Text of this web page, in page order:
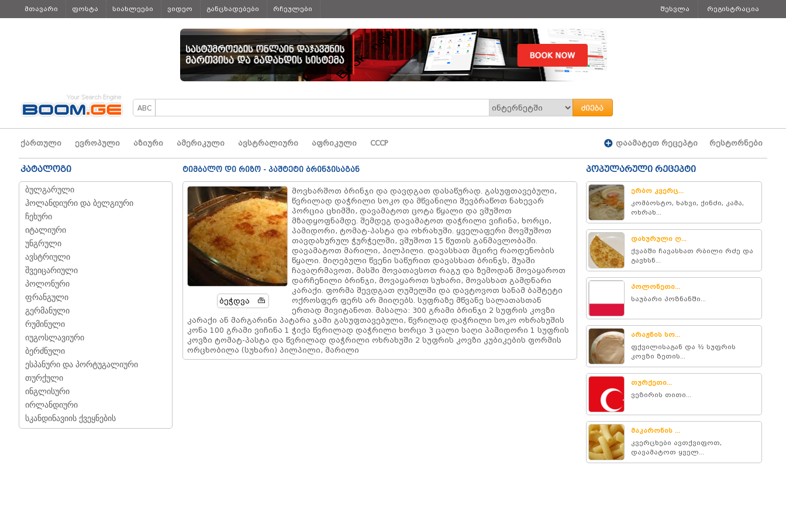
მთავარი ფოსტა სიახლეები ვიდეო განცხადებები რჩეულები შესვლა რეგისტრაცია
ქართული ევროპული აზიური ამერიკული ავსტრალიური აფრიკული СССР დაამატეთ რეცეპტი რესტორნები
კატალოგი
ბულგარული
ჰოლანდიური და ბელგიური
ჩეხური
იტალიური
უნგრული
ავსტრიული
შვეიცარიული
პოლონური
ფრანგული
გერმანული
რუმინული
იუგოსლავიური
ბერძნული
ესპანური და პორტუგალიური
თურქული
ინგლისური
ირლანდიური
სკანდინავიის ქვეყნების
ტიმბალო დი რიზო - პაშტეტი ბრინჯისაგან
Ბეჭდვა
მოვხარშოთ ბრინჯი და დავდგათ დასაწურად. გასუფთავებული,
წვრილად დაჭრილი სოკო და მწვანილი შევბრაწოთ ნახევარ
პორცია ცხიმში, დავამატოთ ცოტა წყალი და ვშუშოთ
მზადყოფნამდე. შემდეგ დავამატოთ დაჭრილი ვიჩინა, ხორცი,
პამიდორი, ტომატ-პასტა და ოხრახუში. ყველაფერი მოვშუშოთ
თავდახურულ ჭურჭელში, ვშუშოთ 15 წუთის განმავლობაში.
დავამატოთ მარილი, პილპილი. დავასხათ მცირე რაოდენობის
წყალი. მიღებული წვენი საწურით დავასხათ ბრინჯს, შუაში
ჩავაღრმავოთ, მასში მოვათავსოთ რაგუ და ზემოდან მოვაყაროთ
დარჩენილი ბრინჯი, მოვაყაროთ სუხარი, მოვასხათ გამდნარი
კარაქი. ფორმა შევდგათ ღუმელში და დავტოვოთ სანამ ბაშტეტი
ოქროსფერ ფერს არ მიიღებს. სუფრაზე მწვანე სალათასთან
ერთად მივიტანოთ. მასალა: 300 გრამი ბრინჯი 2 სუფრის კოვზი
კარაქი ან მარგარინი პატარა ჯამი გასუფთავებული, წვრილად დაჭრილი სოკო ოხრახუშის
კონა 100 გრამი ვიჩინა 1 ჭიქა წვრილად დაჭრილი ხორცი 3 ცალი საღი პამიდორი 1 სუფრის
კოვზი ტომატ-პასტა და წვრილად დაჭრილი ოხრახუში 2 სუფრის კოვზი კუბიკების ფორმის
ორცხობილა (სუხარი) პილპილი, მარილი
პოპულარული რეცეპტი
ერბო კვერც...
კომბოსტო, ხახვი, ქინძი, კამა,
ოხრახ...
დახურული ღ...
ქვაბში ჩავასხათ რბილი რძე და
გავხსნ...
პოლონეთი...
საუბარი პოზნანში...
არაჟნის სო...
ფქვილისაგან და ½ სუფრის
კოვზი ზეთის...
თურქეთი...
ვეზირის თითი...
მაკარონის ...
კვერცხები ავთქვიფოთ,
დავამატოთ ყველ...